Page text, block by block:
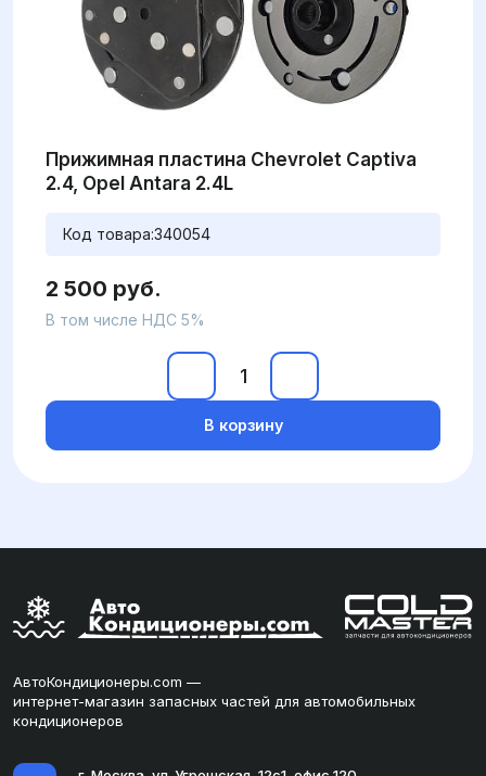
Прижимная пластина Chevrolet Captiva
2.4, Opel Antara 2.4L
Код товара:340054
2 500 руб.
В том числе НДС 5%
В корзину
АвтоКондиционеры.com —
интернет-магазин запасных частей для автомобильных
кондиционеров